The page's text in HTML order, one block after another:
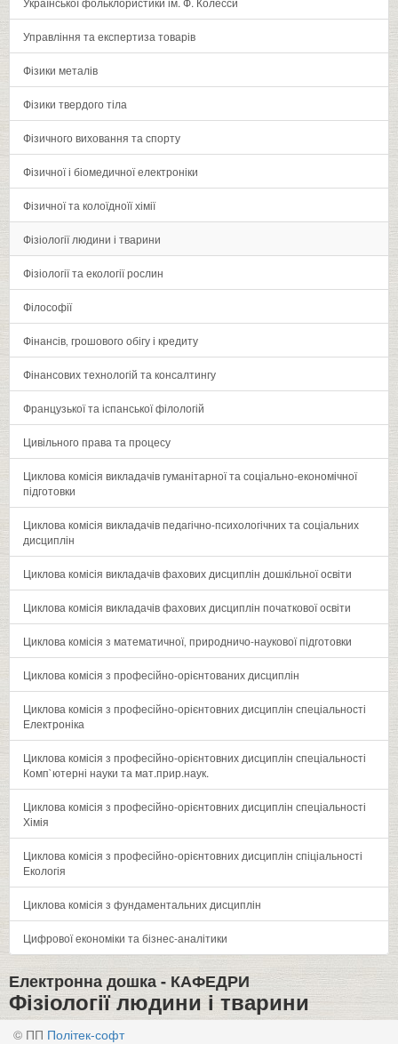
Управління та експертиза товарів
Фізики металів
Фізики твердого тіла
Фізичного виховання та спорту
Фізичної і біомедичної електроніки
Фізичної та колоїдноїї хімії
Фізіології людини і тварини
Фізіології та екології рослин
Філософії
Фінансів‚ грошового обігу і кредиту
Фінансових технологій та консалтингу
Французької та іспанської філологій
Цивільного права та процесу
Циклова комісія викладачів гуманітарної та соціально-економічної
підготовки
Циклова комісія викладачів педагічно-психологічних та соціальних
дисциплін
Циклова комісія викладачів фахових дисциплін дошкільної освіти
Циклова комісія викладачів фахових дисциплін початкової освіти
Циклова комісія з математичної‚ природничо-наукової підготовки
Циклова комісія з професійно-орієнтованих дисциплін
Циклова комісія з професійно-орієнтовних дисциплін спеціальності
Електроніка
Циклова комісія з професійно-орієнтовних дисциплін спеціальності
Комп`ютерні науки та мат.прир.наук.
Циклова комісія з професійно-орієнтовних дисциплін спеціальності
Хімія
Циклова комісія з професійно-орієнтовних дисциплін спіціальності
Екологія
Циклова комісія з фундаментальних дисциплін
Цифрової економіки та бізнес-аналітики
Електронна дошка - КАФЕДРИ
Фізіології людини і тварини
© ПП Політек-софт